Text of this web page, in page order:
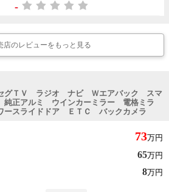
-
店のレビューをもっと見る
グＴＶ ラジオ ナビ Ｗエアバック スマ
正アルミ ウインカーミラー 電格ミラ
スライドドア ＥＴＣ バックカメラ
73万円
65万円
8万円